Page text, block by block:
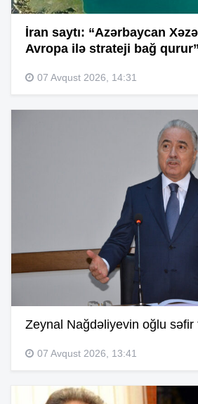
İran saytı: “Azərbaycan
Avropa ilə strateji bağ qurur”
07 Avqust 2026, 14:31
Zeynal Nağdəliyevin oğlu səfir
07 Avqust 2026, 13:41